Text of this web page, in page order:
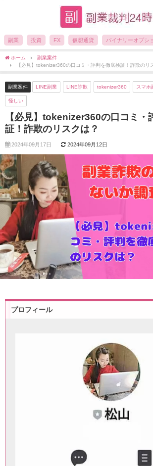
副業 投資 FX 仮想通貨 バイナリーオプシ
ホーム
副業案件
【必見】tokenizer360の口コミ・評判を徹底検証！詐欺のリ
副業案件 LINE副業 LINE詐欺 tokenizer360 スマホ
怪しい
【必見】tokenizer360の口コミ・
証！詐欺のリスクは？
2024年09月17日 2024年09月12日
プロフィール